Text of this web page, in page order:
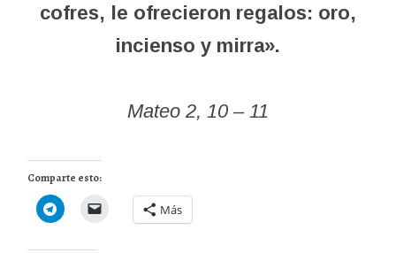
cofres, le ofrecieron regalos: oro,
incienso y mirra».
Mateo 2, 10 – 11
Comparte esto:
Más